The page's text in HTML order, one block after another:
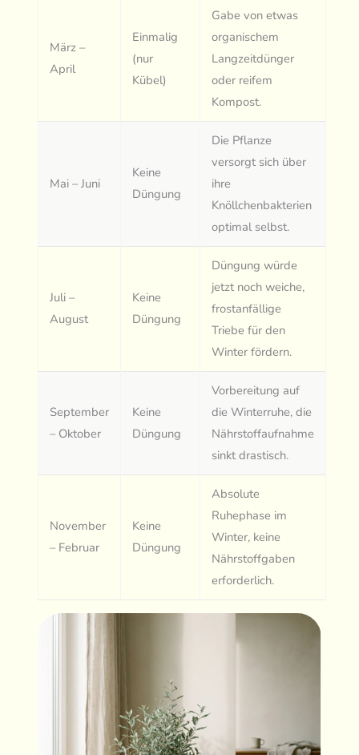
März –
April
Einmalig
(nur
Kübel)
Gabe von etwas
organischem
Langzeitdünger
oder reifem
Kompost.
Mai – Juni
Keine
Düngung
Die Pflanze
versorgt sich über
ihre
Knöllchenbakterien
optimal selbst.
Juli –
August
Keine
Düngung
Düngung würde
jetzt noch weiche,
frostanfällige
Triebe für den
Winter fördern.
September
– Oktober
Keine
Düngung
Vorbereitung auf
die Winterruhe, die
Nährstoffaufnahme
sinkt drastisch.
November
– Februar
Keine
Düngung
Absolute
Ruhephase im
Winter, keine
Nährstoffgaben
erforderlich.